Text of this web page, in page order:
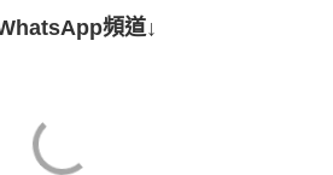
頻道↓